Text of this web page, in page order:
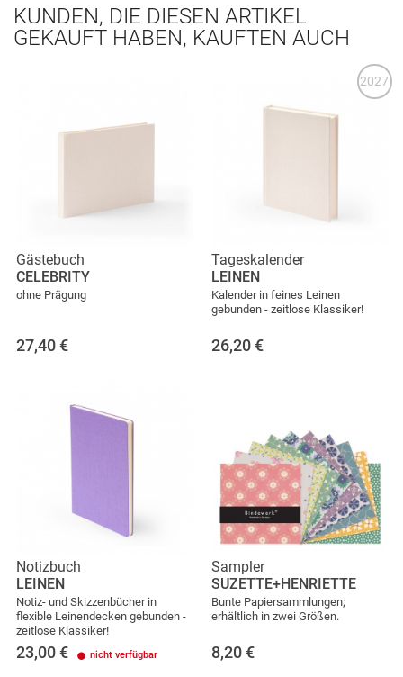
KUNDEN, DIE DIESEN ARTIKEL
GEKAUFT HABEN, KAUFTEN AUCH
Gästebuch
CELEBRITY
ohne Prägung
27,40 €
Tageskalender
LEINEN
Kalender in feines Leinen
gebunden - zeitlose Klassiker!
26,20 €
2027
Notizbuch
LEINEN
Notiz- und Skizzenbücher in
flexible Leinendecken gebunden -
zeitlose Klassiker!
23,00 € nicht verfügbar
Sampler
SUZETTE+HENRIETTE
Bunte Papiersammlungen;
erhältlich in zwei Größen.
8,20 €